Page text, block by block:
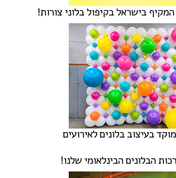
המקיף בישראל בקיפול בלוני צורות!
בעיצוב בלונים לאירועים
הבלונים הבינלאומי שלנו!